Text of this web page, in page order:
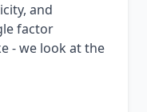
and
factor
- we look at the